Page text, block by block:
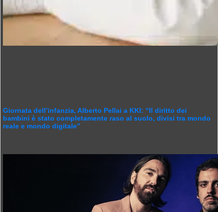
Giornata dell’infanzia, Alberto Pellai a KKI: “Il diritto dei
bambini è stato completamente raso al suolo, divisi tra mondo
reale e mondo digitale”